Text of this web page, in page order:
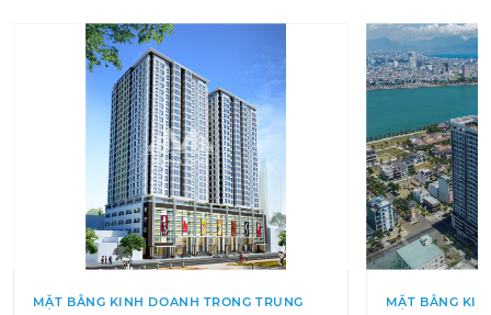
MẶT BẰNG KINH DOANH TRONG TRUNG
MẶT BẰNG